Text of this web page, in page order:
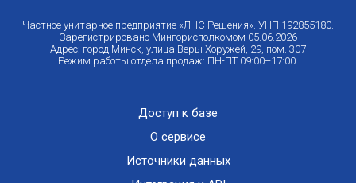
Частное унитарное предприятие «ЛНС Решения». УНП 192855180.
Зарегистрировано Мингорисполкомом 05.06.2026
Адрес: город Минск, улица Веры Хоружей, 29, пом. 307
Режим работы отдела продаж: ПН-ПТ 09:00–17:00.
Доступ к базе
О сервисе
Источники данных